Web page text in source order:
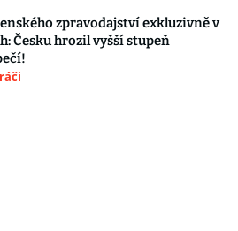
zpravodajství exkluzivně v
Česku hrozil vyšší stupeň